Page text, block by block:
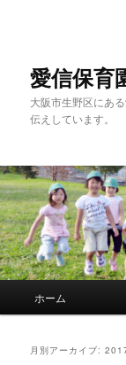
愛信保育
大阪市生野区にあ
伝えしています。
メインコンテン
サブコンテンツ
ホーム
月別アーカイブ: